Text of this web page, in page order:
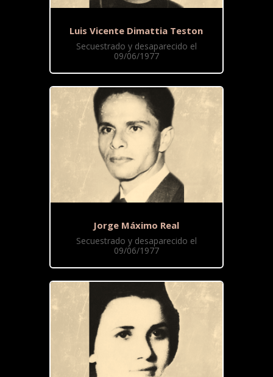
Luis Vicente Dimattia Teston
Secuestrado y desaparecido el
09/06/1977
Jorge Máximo Real
Secuestrado y desaparecido el
09/06/1977